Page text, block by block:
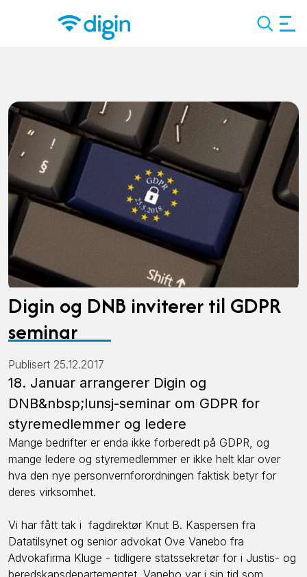
Digin og DNB inviterer til GDPR
seminar
Publisert 25.12.2017
18. Januar arrangerer Digin og
DNB&nbsp;lunsj-seminar om GDPR for
styremedlemmer og ledere
Mange bedrifter er enda ikke forberedt på GDPR, og
mange ledere og styremedlemmer er ikke helt klar over
hva den nye personvernforordningen faktisk betyr for
deres virksomhet.
Vi har fått tak i fagdirektør Knut B. Kaspersen fra
Datatilsynet og senior advokat Ove Vanebo fra
Advokafirma Kluge - tidligere statssekretør for i Justis- og